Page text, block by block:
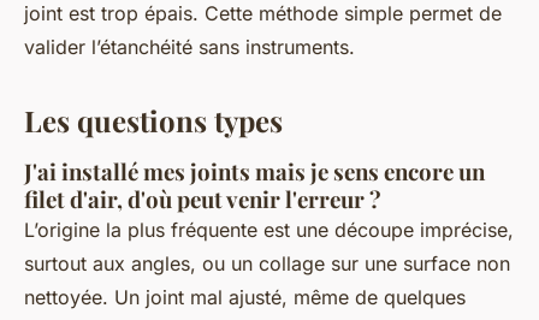
joint est trop épais. Cette méthode simple permet de
valider l’étanchéité sans instruments.
Les questions types
J'ai installé mes joints mais je sens encore un
filet d'air, d'où peut venir l'erreur ?
L’origine la plus fréquente est une découpe imprécise,
surtout aux angles, ou un collage sur une surface non
nettoyée. Un joint mal ajusté, même de quelques